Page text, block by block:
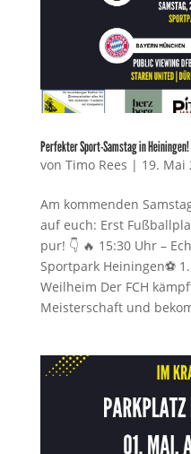
Perfekter Sport-Samstag in Heiningen!
von Timo Rees | 19. Mai
Am kommenden
auf euch: Erst
pur! 👇 🔥 15:30 Uhr –
Sportpark Heiningen⚽
Weilheim Der FCH
Meisterschaft und